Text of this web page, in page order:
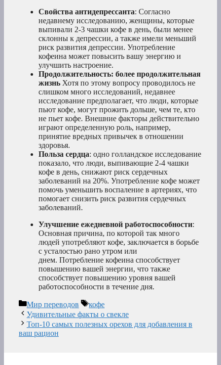
Свойства антидепрессанта: Согласно
недавнему исследованию, женщины, которые
выпивали 2-3 чашки кофе в день, были менее
склонны к депрессии, а также имели меньший
риск развития депрессии. Употребление
кофеина может повысить вашу энергию и
улучшить настроение.
Продолжительность: более продолжительная
жизнь Хотя по этому вопросу проводилось не
слишком много исследований, недавнее
исследование предполагает, что люди, которые
пьют кофе, могут прожить дольше, чем те, кто
не пьет кофе. Внешние факторы действительно
играют определенную роль, например,
принятие вредных привычек в отношении
здоровья.
Польза сердца: одно голландское исследование
показало, что люди, выпивающие 2-4 чашки
кофе в день, снижают риск сердечных
заболеваний на 20%. Употребление кофе может
помочь уменьшить воспаление в артериях, что
помогает снизить риск развития сердечных
заболеваний.
Улучшение ежедневной работоспособности:
Основная причина, по которой так много
людей употребляют кофе, заключается в борьбе
с усталостью рано утром или
днем. Потребление кофеина способствует
повышению вашей энергии, что также
способствует повышению уровня вашей
работоспособности в течение дня.
Рубрики
Мир переводов Метки
кофе
Удивительные факты о свекле
Топ-10 самых полезных орехов для добавления в
ваш рацион